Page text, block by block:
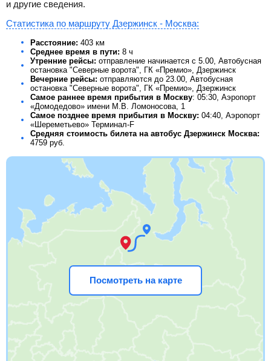
и другие сведения.
Статистика по маршруту Дзержинск - Москва:
Расстояние: 403 км
Среднее время в пути: 8 ч
Утренние рейсы: отправление начинается с 5.00, Автобусная
остановка "Северные ворота", ГК «Премио», Дзержинск
Вечерние рейсы: отправляются до 23.00, Автобусная
остановка "Северные ворота", ГК «Премио», Дзержинск
Самое раннее время прибытия в Москву: 05:30, Аэропорт
«Домодедово» имени М.В. Ломоносова, 1
Самое позднее время прибытия в Москву: 04:40, Аэропорт
«Шереметьево» Терминал-F
Средняя стоимость билета на автобус Дзержинск Москва:
4759 руб.
Посмотреть на карте